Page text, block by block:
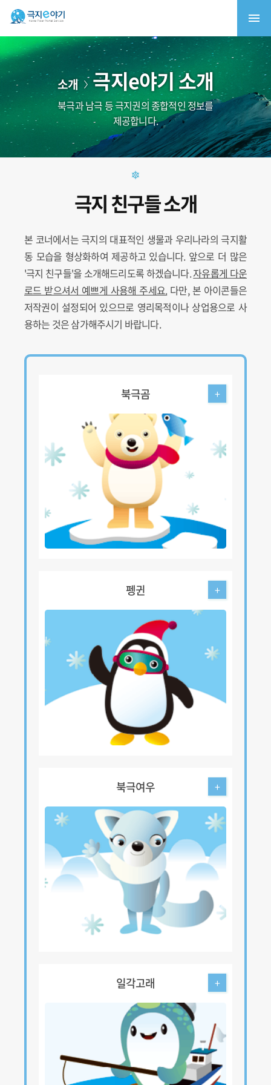
소개 극지e야기 소개
북극과 남극 등 극지권의 종합적인 정보를
제공합니다.
극지 친구들 소개
본 코너에서는 극지의 대표적인 생물과 우리나라의 극지활
동 모습을 형상화하여 제공하고 있습니다. 앞으로 더 많은
'극지 친구들'을 소개해드리도록 하겠습니다.자유롭게 다운
로드 받으셔서 예쁘게 사용해 주세요.다만, 본 아이콘들은
저작권이 설정되어 있으므로 영리목적이나 상업용으로 사
용하는 것은 삼가해주시기 바랍니다.
북극곰 +
펭귄 +
북극여우 +
일각고래 +